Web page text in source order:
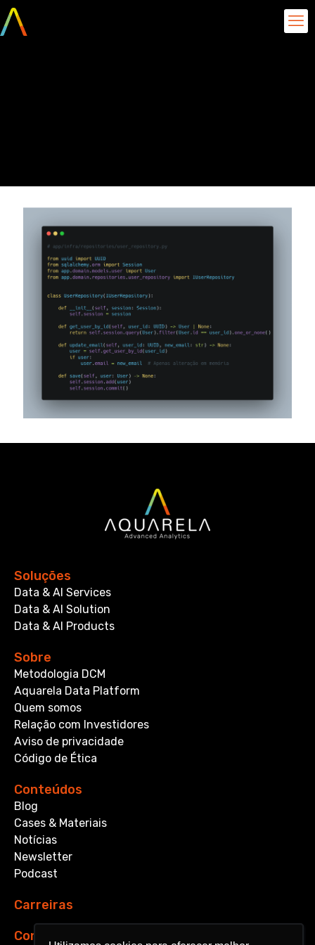
Soluções
Data & AI Services
Data & AI Solution
Data & AI Products
Sobre
Metodologia DCM
Aquarela Data Platform
Quem somos
Relação com Investidores
Aviso de privacidade
Código de Ética
Conteúdos
Blog
Cases & Materiais
Notícias
Newsletter
Podcast
Carreiras
Contato